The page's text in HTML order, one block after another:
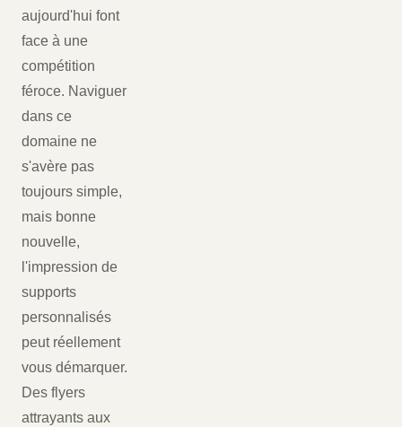
aujourd'hui font
face à une
compétition
féroce. Naviguer
dans ce
domaine ne
s'avère pas
toujours simple,
mais bonne
nouvelle,
l'impression de
supports
personnalisés
peut réellement
vous démarquer.
Des flyers
attrayants aux